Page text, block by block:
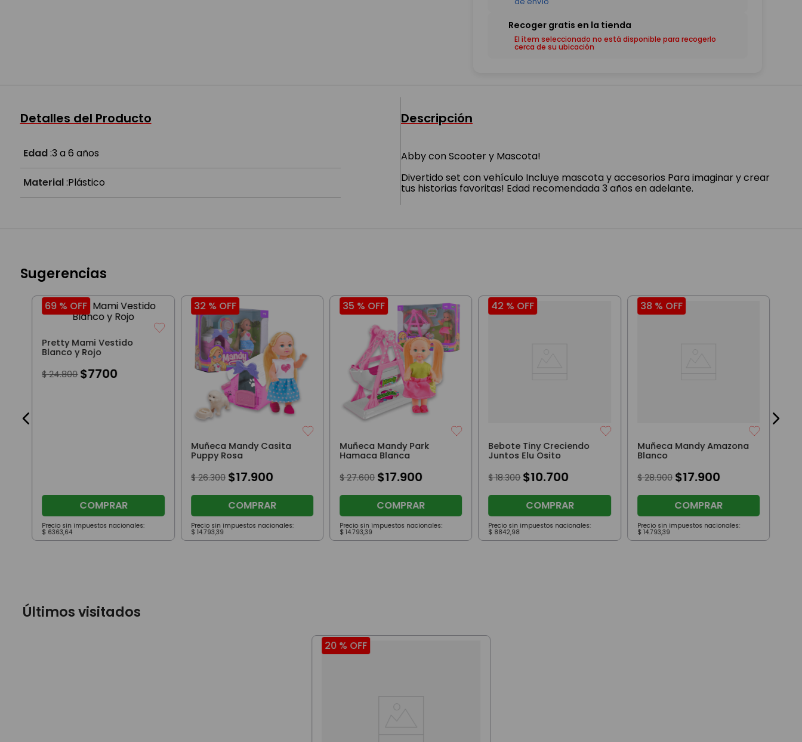
El ítem seleccionado no está disponible para recogerlo
cerca de su ubicación
Detalles del Producto
Edad:3 a 6 años
Material:Plástico
Descripción
Abby con Scooter y Mascota!
Divertido set con vehículo Incluye mascota y accesorios Para imaginar y crear
tus historias favoritas! Edad recomendada 3 años en adelante.
Sugerencias
69 % OFF
Pretty Mami Vestido
Blanco y Rojo
$ 24.800 $7700
COMPRAR
Precio sin impuestos nacionales:
$ 6363,64
32 % OFF
Muñeca Mandy Casita
Puppy Rosa
$ 26.300 $17.900
COMPRAR
Precio sin impuestos nacionales:
$ 14.793,39
35 % OFF
Muñeca Mandy Park
Hamaca Blanca
$ 27.600 $17.900
COMPRAR
Precio sin impuestos nacionales:
$ 14.793,39
42 % OFF
Bebote Tiny Creciendo
Juntos Elu Osito
$ 18.300 $10.700
COMPRAR
Precio sin impuestos nacionales:
$ 8842,98
38 % OFF
Muñeca Mandy Amazona
Blanco
$ 28.900 $17.900
COMPRAR
Precio sin impuestos nacionales:
$ 14.793,39
Últimos visitados
20 %OFF